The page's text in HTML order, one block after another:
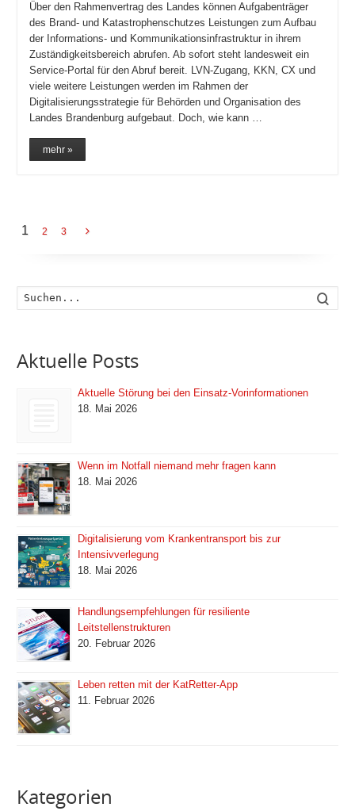
Über den Rahmenvertrag des Landes können Aufgabenträger
des Brand- und Katastrophenschutzes Leistungen zum Aufbau
der Informations- und Kommunikationsinfrastruktur in ihrem
Zuständigkeitsbereich abrufen. Ab sofort steht landesweit ein
Service-Portal für den Abruf bereit. LVN-Zugang, KKN, CX und
viele weitere Leistungen werden im Rahmen der
Digitalisierungsstrategie für Behörden und Organisation des
Landes Brandenburg aufgebaut. Doch, wie kann …
mehr »
1 2 3
Aktuelle Posts
Aktuelle Störung bei den Einsatz-Vorinformationen
18. Mai 2026
Wenn im Notfall niemand mehr fragen kann
18. Mai 2026
Digitalisierung vom Krankentransport bis zur
Intensivverlegung
18. Mai 2026
Handlungsempfehlungen für resiliente
Leitstellenstrukturen
20. Februar 2026
Leben retten mit der KatRetter-App
11. Februar 2026
Kategorien